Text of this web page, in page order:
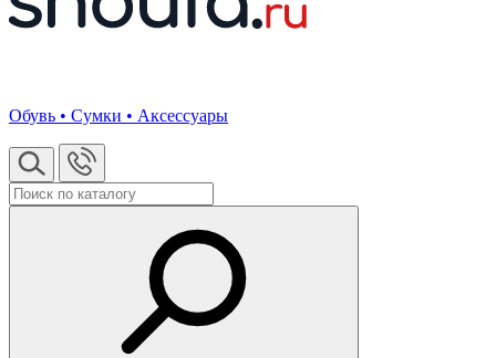
Обувь • Сумки • Аксессуары